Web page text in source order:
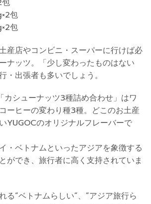
包
包
産店やコンビニ・スーパーに行けば必
ナッツ。「少し変わったものはない
・出張者も多いでしょう。
カシューナッツ3種詰め合わせ」はワ
ーヒーの変わり種3種。どこのお土産
YUGOCのオリジナルフレーバーで
・ベトナムといったアジアを象徴する
ができ、旅行者に高く支持されていま
る“ベトナムらしい”、“アジア旅行ら